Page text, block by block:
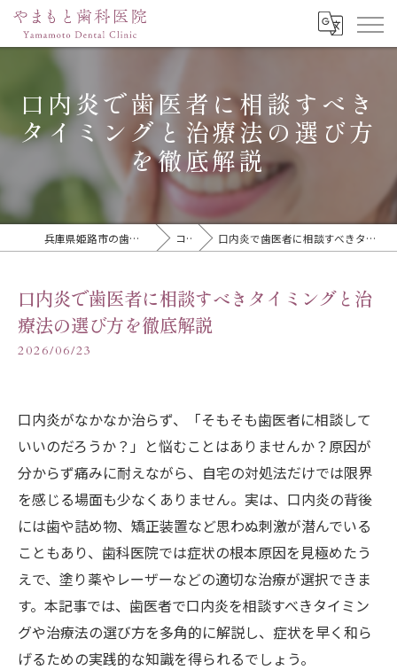
口内炎で歯医者に相談すべき
タイミングと治療法の選び方
を徹底解説
兵庫県姫路市の歯医者ならやまもと歯科医院 コラム 口内炎で歯医者に相談すべきタイミングと治療法の選び方を徹底解説
口内炎で歯医者に相談すべきタイミングと治
療法の選び方を徹底解説
2026/06/23
口内炎がなかなか治らず、「そもそも歯医者に相談して
いいのだろうか？」と悩むことはありませんか？原因が
分からず痛みに耐えながら、自宅の対処法だけでは限界
を感じる場面も少なくありません。実は、口内炎の背後
には歯や詰め物、矯正装置など思わぬ刺激が潜んでいる
こともあり、歯科医院では症状の根本原因を見極めたう
えで、塗り薬やレーザーなどの適切な治療が選択できま
す。本記事では、歯医者で口内炎を相談すべきタイミン
グや治療法の選び方を多角的に解説し、症状を早く和ら
げるための実践的な知識を得られるでしょう。